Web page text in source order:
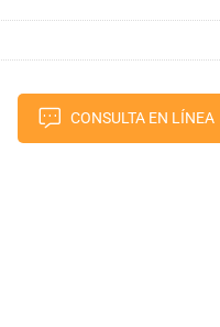
CONSULTA EN LÍNEA